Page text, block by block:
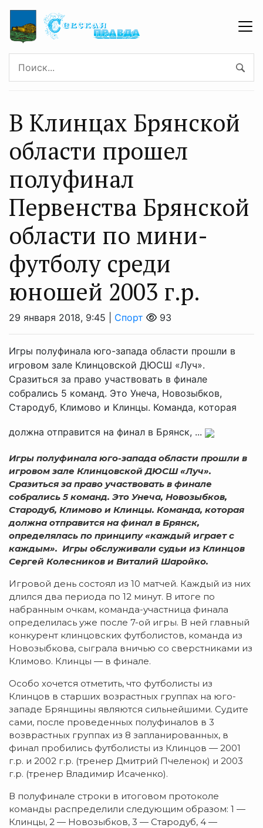
В Клинцах Брянской
области прошел
полуфинал
Первенства Брянской
области по мини-
футболу среди
юношей 2003 г.р.
29 января 2018, 9:45 | Спорт 93
Игры полуфинала юго-запада области прошли в
игровом зале Клинцовской ДЮСШ «Луч».
Сразиться за право участвовать в финале
собрались 5 команд. Это Унеча, Новозыбков,
Стародуб, Климово и Клинцы. Команда, которая
должна отправится на финал в Брянск, ...
Игры полуфинала юго-запада области прошли в
игровом зале Клинцовской ДЮСШ «Луч».
Сразиться за право участвовать в финале
собрались 5 команд. Это Унеча, Новозыбков,
Стародуб, Климово и Клинцы. Команда, которая
должна отправится на финал в Брянск,
определялась по принципу «каждый играет с
каждым». Игры обслуживали судьи из Клинцов
Сергей Колесников и Виталий Шаройко.
Игровой день состоял из 10 матчей. Каждый из них
длился два периода по 12 минут. В итоге по
набранным очкам, команда-участница финала
определилась уже после 7-ой игры. В ней главный
конкурент клинцовских футболистов, команда из
Новозыбкова, сыграла вничью со сверстниками из
Климово. Клинцы — в финале.
Особо хочется отметить, что футболисты из
Клинцов в старших возрастных группах на юго-
западе Брянщины являются сильнейшими. Судите
сами, после проведенных полуфиналов в 3
возврастных группах из 8 запланированных, в
финал пробились футболисты из Клинцов — 2001
г.р. и 2002 г.р. (тренер Дмитрий Пчеленок) и 2003
г.р. (тренер Владимир Исаченко).
В полуфинале строки в итоговом протоколе
команды распределили следующим образом: 1 —
Клинцы, 2 — Новозыбков, 3 — Стародуб, 4 —